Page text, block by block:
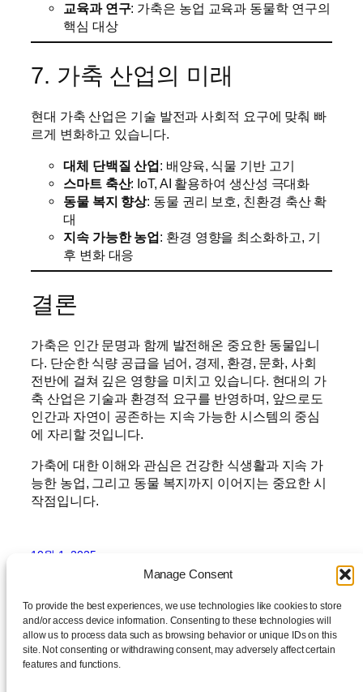
Manage Consent
To provide the best experiences, we use technologies like cookies to store
and/or access device information. Consenting to these technologies will
allow us to process data such as browsing behavior or unique IDs on this
site. Not consenting or withdrawing consent, may adversely affect certain
features and functions.
교육과 연구: 가축은 농업 교육과 동물학 연구의
핵심 대상
7. 가축 산업의 미래
현대 가축 산업은 기술 발전과 사회적 요구에 맞춰 빠
르게 변화하고 있습니다.
대체 단백질 산업: 배양육, 식물 기반 고기
스마트 축산: IoT, AI 활용하여 생산성 극대화
동물 복지 향상: 동물 권리 보호, 친환경 축산 확
대
지속 가능한 농업: 환경 영향을 최소화하고, 기
후 변화 대응
결론
가축은 인간 문명과 함께 발전해온 중요한 동물입니
다. 단순한 식량 공급을 넘어, 경제, 환경, 문화, 사회
전반에 걸쳐 깊은 영향을 미치고 있습니다. 현대의 가
축 산업은 기술과 환경적 요구를 반영하며, 앞으로도
인간과 자연이 공존하는 지속 가능한 시스템의 중심
에 자리할 것입니다.
가축에 대한 이해와 관심은 건강한 식생활과 지속 가
능한 농업, 그리고 동물 복지까지 이어지는 중요한 시
작점입니다.
10월 1, 2025